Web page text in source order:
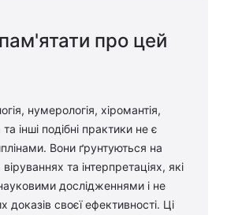
про цей
нумерологія, хіромантія,
інші подібні практики не є
Вони ґрунтуються на
та інтерпретаціях, які
дослідженнями і не
доказів своєї ефективності. Ці